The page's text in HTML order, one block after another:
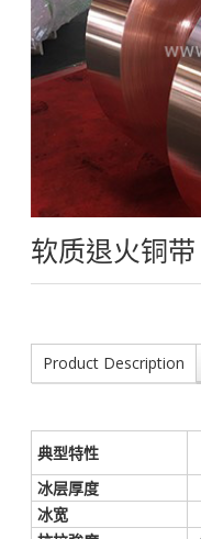
软质退火铜带
Product Description
典型特性
冰层厚度
冰宽